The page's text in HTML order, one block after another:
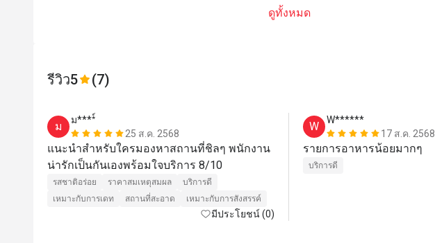
ดูทั้งหมด
รีวิว5 (7)
ม
ม****์
25 ส.ค. 2568
แนะนำสำหรับใครมองหาสถานที่ชิลๆ พนักงาน
น่ารักเป็นกันเองพร้อมใจบริการ 8/10
รสชาติอร่อย ราคาสมเหตุสมผล
บริการดี
เหมาะกับการเดท
สถานที่สะอาด เหมาะกับการสังสรรค์
มีประโยชน์ (0)
W
W******
17 ส.ค. 2568
รายการอาหารน้อยมากๆ
บริการดี